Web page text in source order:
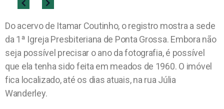
Do acervo de Itamar Coutinho, o registro mostra a sede
da 1ª Igreja Presbiteriana de Ponta Grossa. Embora não
seja possível precisar o ano da fotografia, é possível
que ela tenha sido feita em meados de 1960. O imóvel
fica localizado, até os dias atuais, na rua Júlia
Wanderley.